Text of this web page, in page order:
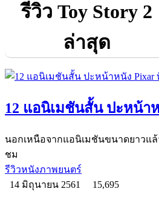
รีวิว Toy Story 2
ล่าสุด
12 แอนิเมชันสั้น ปะหน้า
นอกเหนือจากแอนิเมชันขนาดยาวแ
ชม
รีวิวหนังภาพยนตร์
14 มิถุนายน 2561
15,695